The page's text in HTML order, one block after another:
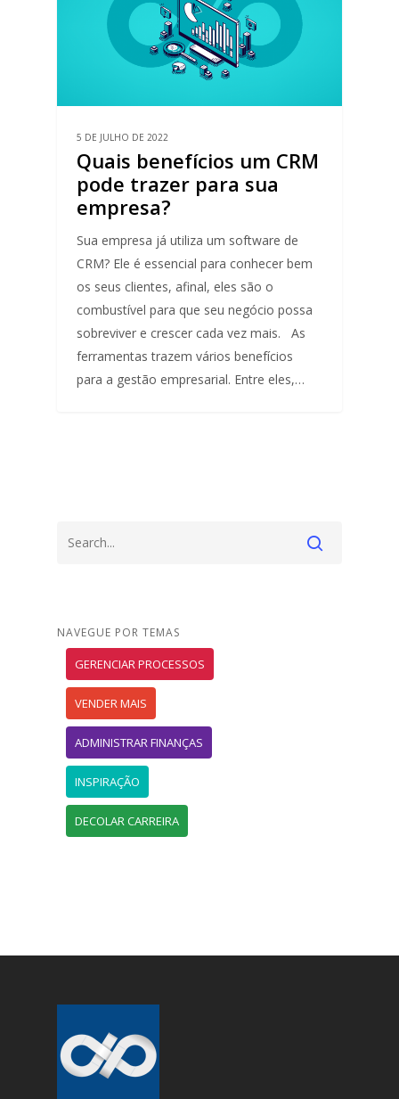
5 DE JULHO DE 2022
Quais benefícios um CRM
pode trazer para sua
empresa?
Sua empresa já utiliza um software de
CRM? Ele é essencial para conhecer bem
os seus clientes, afinal, eles são o
combustível para que seu negócio possa
sobreviver e crescer cada vez mais. As
ferramentas trazem vários benefícios
para a gestão empresarial. Entre eles,…
NAVEGUE POR TEMAS
GERENCIAR PROCESSOS
VENDER MAIS
ADMINISTRAR FINANÇAS
INSPIRAÇÃO
DECOLAR CARREIRA